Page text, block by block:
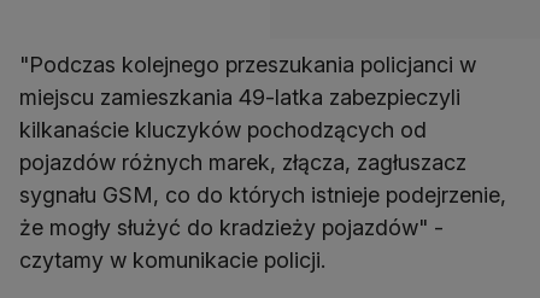
"Podczas kolejnego przeszukania policjanci w
miejscu zamieszkania 49-latka zabezpieczyli
kilkanaście kluczyków pochodzących od
pojazdów różnych marek, złącza, zagłuszacz
sygnału GSM, co do których istnieje podejrzenie,
że mogły służyć do kradzieży pojazdów" -
czytamy w komunikacie policji.